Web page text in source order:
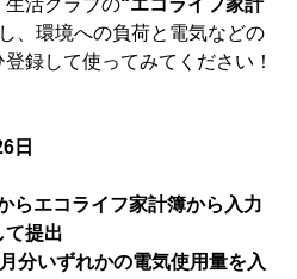
生活クラブの“エコライフ家計
、環境への負荷と電気などの
録して使ってみてください！
日
エコライフ家計簿から入力
提出
分いずれかの電気使用量を入